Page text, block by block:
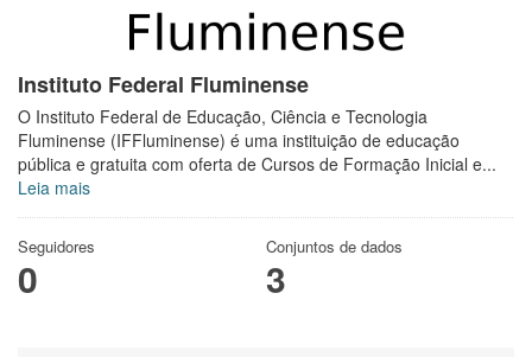
Instituto Federal Fluminense
O Instituto Federal de Educação, Ciência e Tecnologia
Fluminense (IFFluminense) é uma instituição de educação
pública e gratuita com oferta de Cursos de Formação Inicial e...
Leia mais
Seguidores
0
Conjuntos de dados
3